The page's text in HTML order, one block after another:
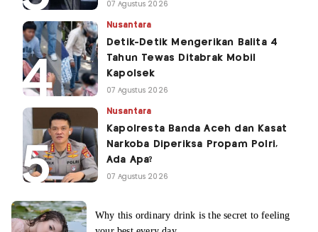
07 Agustus 2026
Nusantara
Detik-Detik Mengerikan Balita 4
Tahun Tewas Ditabrak Mobil
Kapolsek
07 Agustus 2026
Nusantara
Kapolresta Banda Aceh dan Kasat
Narkoba Diperiksa Propam Polri,
Ada Apa?
07 Agustus 2026